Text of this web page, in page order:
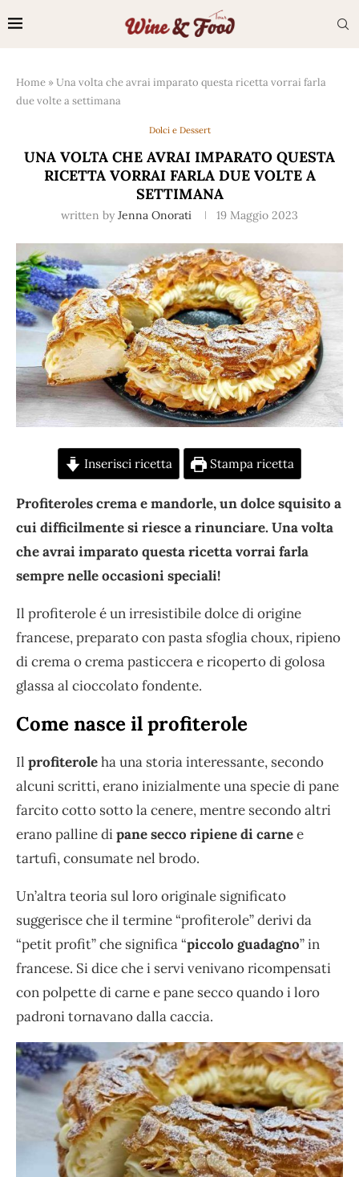
Home »Una volta che avrai imparato questa ricetta vorrai farla
due volte a settimana
Dolci e Dessert
UNA VOLTA CHE AVRAI IMPARATO QUESTA
RICETTA VORRAI FARLA DUE VOLTE A
SETTIMANA
written by Jenna Onorati 19 Maggio 2023
Inserisci ricetta Stampa ricetta
Profiteroles crema e mandorle, un dolce squisito a
cui difficilmente si riesce a rinunciare. Una volta
che avrai imparato questa ricetta vorrai farla
sempre nelle occasioni speciali!
Il profiterole é un irresistibile dolce di origine
francese, preparato con pasta sfoglia choux, ripieno
di crema o crema pasticcera e ricoperto di golosa
glassa al cioccolato fondente.
Come nasce il profiterole
Il profiteroleha una storia interessante, secondo
alcuni scritti, erano inizialmente una specie di pane
farcito cotto sotto la cenere, mentre secondo altri
erano palline dipane secco ripiene di carnee
tartufi, consumate nel brodo.
Un’altra teoria sul loro originale significato
suggerisce che il termine “profiterole” derivi da
“petit profit” che significa “piccolo guadagno” in
francese. Si dice che i servi venivano ricompensati
con polpette di carne e pane secco quando i loro
padroni tornavano dalla caccia.